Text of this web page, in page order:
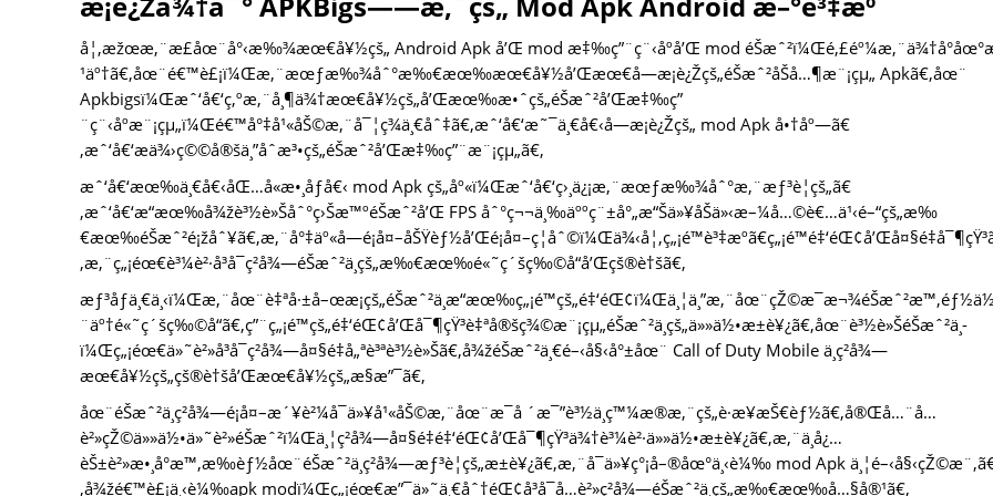
å¦‚æžœæ‚¨æ­£åœ¨å°‹æ‰¾æœ€å¥½çš„ Android Apk å’Œ mod æ‡‰ç”¨ç¨‹åºå’Œ mod
¹äº†ã€‚åœ¨é€™è£¡ï¼Œæ‚¨æœƒæ‰¾åˆ°æ‰€æœ‰æœ€å¥½å’Œæœ€å—æ­¡è¿Žçš„éŠæˆ²åŠå…¶æ¨¡çµ„ Apkã€‚åœ¨
Apkbigsï¼Œæˆ‘å€‘ç‚ºæ‚¨å¸¶ä¾†æœ€å¥½çš„å’Œæœ‰æ•ˆçš„éŠæˆ²å’Œæ‡‰ç”
¨ç¨‹åºæ¨¡çµ„ï¼Œé€™å°‡å¹«åŠ©æ‚¨å¯¦ç¾ä¸€åˆ‡ã€‚æˆ‘å€‘æ˜¯ä¸€å€‹å—æ­¡è¿Žçš„ mod Apk å•†åº—ã€
‚æˆ‘å€‘æä¾›ç©©å®šä¸”åˆæ³•çš„éŠæˆ²å’Œæ‡‰ç”¨æ¨¡çµ„ã€‚
æˆ‘å€‘æœ‰ä¸€å€‹åŒ…å«æ•¸åƒå€‹ mod Apk çš„åº«ï¼Œæˆ‘å€‘ç›¸ä¿¡æ‚¨æœƒæ‰¾åˆ°æ‚¨æƒ³è¦çš„ã€
‚æˆ‘å€‘æ“æœ‰å¾žè³½è»Šåˆ°ç›Šæ™ºéŠæˆ²å’Œ FPS åˆ°ç¬¬ä¸‰äººç¨±å°„æ“Šä»¥åŠä»‹æ–¼å…©è€…ä¹‹é–“çš„æ‰
‚æ‚¨ç„¡éœ€è³¼è²·å³å¯ç²å¾—éŠæˆ²ä¸­çš„æ‰€æœ‰é«˜ç´šç‰©å“å’Œçš®è†šã€‚
¨äº†é«˜ç´šç‰©å“ã€‚ç”¨ç„¡é™çš„é‡‘éŒ¢å’Œå¯¶çŸ³è‡ªå®šç¾©æ¨¡çµ„éŠæˆ²ä¸­çš„ä»»ä½•æ±è¥¿ã€‚åœ¨è³½è»ŠéŠæˆ²ä¸­
ï¼Œç„¡éœ€ä»˜è²»å³å¯ç²å¾—å¤§é‡å„ªè³ªè³½è»Šã€‚å¾žéŠæˆ²ä¸€é–‹å§‹å°±åœ¨ Call of Duty Mobile ä¸­ç²å¾—
æœ€å¥½çš„çš®è†šå’Œæœ€å¥½çš„æ§æ”¯ã€‚
åœ¨éŠæˆ²ä¸­ç²å¾—é¡å¤–æ´¥è²¼å¯ä»¥å¹«åŠ©æ‚¨åœ¨æ¯å ´æ¯”è³½ä¸­ç™¼æ®æ‚¨çš„è·æ¥­æŠ€èƒ½ã€‚å®Œå…¨å…
è²»çŽ©ä»»ä½•ä»˜è²»éŠæˆ²ï¼Œä¸¦ç²å¾—å¤§é‡é‡‘éŒ¢å’Œå¯¶çŸ³ä¾†è³¼è²·ä»»ä½•æ±è¥¿ã€‚æ‚¨ä¸å¿…
èŠ±è²»æ•¸å°æ™‚æ‰èƒ½åœ¨éŠæˆ²ä¸­ç²å¾—æƒ³è¦çš„æ±è¥¿ã€‚æ‚¨å¯ä»¥ç°¡å–®åœ°ä¸‹è¼‰ mod Apk
‚å¾žé€™è£¡ä¸‹è¼‰apk modï¼Œç„¡éœ€æ”¯ä»˜ä¸€åˆ†éŒ¢å³å¯å…è²»ç²å¾—éŠæˆ²ä¸­çš„æ‰€æœ‰å…§å®¹ã€‚